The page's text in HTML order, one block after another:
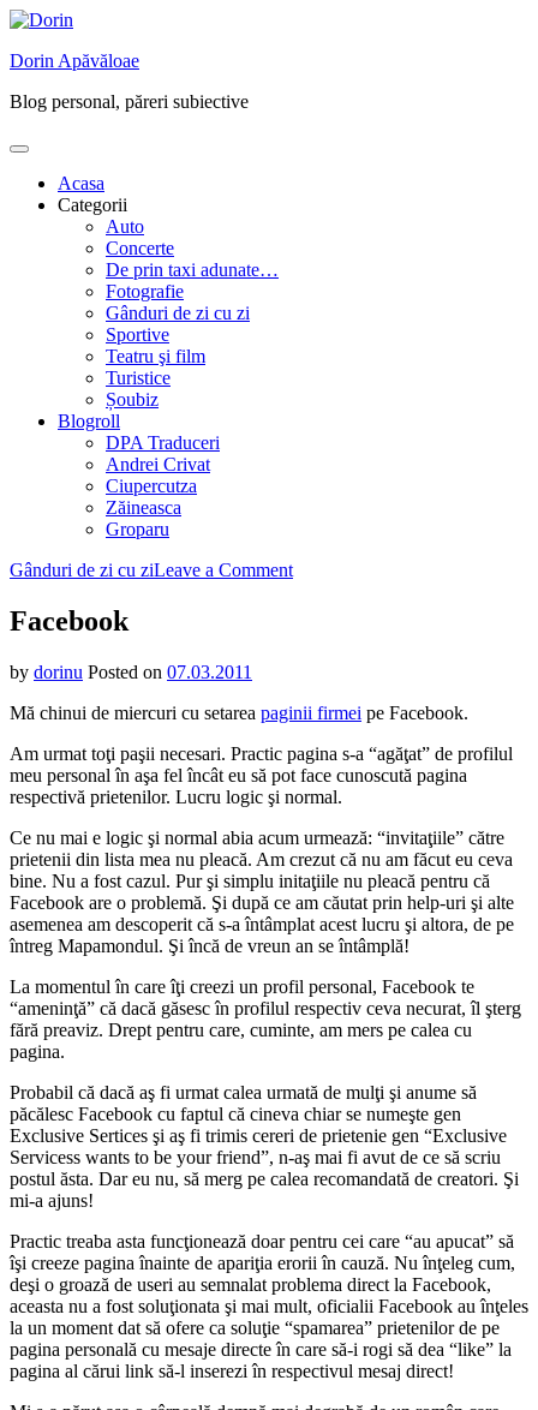
Skip
content
Dorin Apăvăloae
Blog personal, păreri subiective
Acasa
Categorii
Auto
Concerte
De prin taxi adunate…
Fotografie
Gânduri de zi cu zi
Sportive
Teatru şi film
Turistice
Șoubiz
Blogroll
DPA Traduceri
Andrei Crivat
Ciupercutza
Zăineasca
Groparu
Gânduri de zi cu ziLeave a Commenton
Facebook
by dorinu Posted on 07.03.2011
Mă chinui de miercuri cu setarea paginii firmei pe Facebook.
Am urmat toţi paşii necesari. Practic pagina s-a “agăţat” de profilul
meu personal în aşa fel încât eu să pot face cunoscută pagina
respectivă prietenilor. Lucru logic şi normal.
Ce nu mai e logic şi normal abia acum urmează: “invitaţiile” către
prietenii din lista mea nu pleacă. Am crezut că nu am făcut eu ceva
bine. Nu a fost cazul. Pur şi simplu initaţiile nu pleacă pentru că
Facebook are o problemă. Şi după ce am căutat prin help-uri şi alte
asemenea am descoperit că s-a întâmplat acest lucru şi altora, de pe
întreg Mapamondul. Şi încă de vreun an se întâmplă!
La momentul în care îţi creezi un profil personal, Facebook te
“ameninţă” că dacă găsesc în profilul respectiv ceva necurat, îl şterg
fără preaviz. Drept pentru care, cuminte, am mers pe calea cu
pagina.
Probabil că dacă aş fi urmat calea urmată de mulţi şi anume să
păcălesc Facebook cu faptul că cineva chiar se numeşte gen
Exclusive Sertices şi aş fi trimis cereri de prietenie gen “Exclusive
Servicess wants to be your friend”, n-aş mai fi avut de ce să scriu
postul ăsta. Dar eu nu, să merg pe calea recomandată de creatori. Şi
mi-a ajuns!
Practic treaba asta funcţionează doar pentru cei care “au apucat” să
îşi creeze pagina înainte de apariţia erorii în cauză. Nu înţeleg cum,
deşi o groază de useri au semnalat problema direct la Facebook,
aceasta nu a fost soluţionata şi mai mult, oficialii Facebook au înţeles
la un moment dat să ofere ca soluţie “spamarea” prietenilor de pe
pagina personală cu mesaje directe în care să-i rogi să dea “like” la
pagina al cărui link să-l inserezi în respectivul mesaj direct!